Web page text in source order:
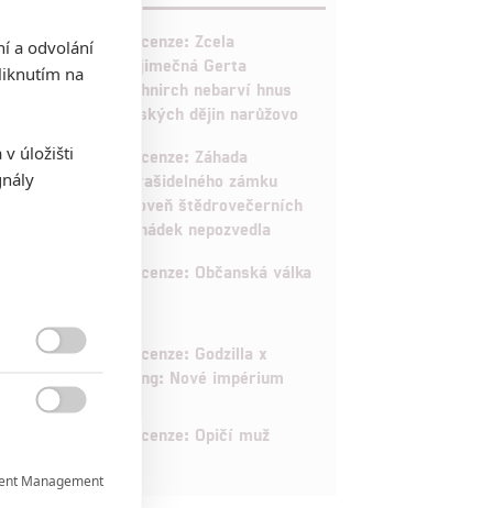
10
Recenze: Zcela
výjimečná Gerta
Schnirch nebarví hnus
českých dějin narůžovo
5
Recenze: Záhada
strašidelného zámku
úroveň štědrovečerních
pohádek nepozvedla
Recenze: Občanská válka
6
Recenze: Godzilla x
Kong: Nové impérium
Recenze: Opičí muž
a odvolání
na
v úložišti

Management